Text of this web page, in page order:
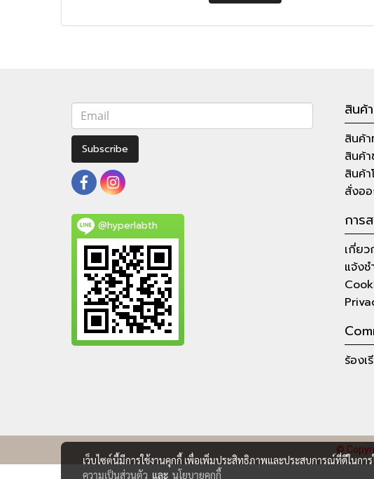
Subscribe
@hyperlabth
สินค้า
สินค้
สินค้
สินค้า
สั่งอ
การ
เกี่ยว
แจ้งช
ร้องเ
©
เว็บไซต์นี้มีการใช้งานคุกกี้ เพื่อเพิ่มประสิทธิภาพและประสบการณ์ที่ดีในกา
ความเป็นส่วนตัว และ นโยบายคุกกี้